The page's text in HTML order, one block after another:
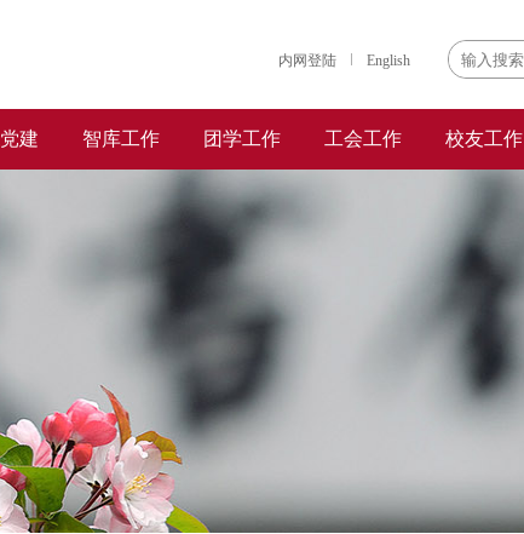
内网登陆 English
建 智库工作 团学工作 工会工作 校友工作